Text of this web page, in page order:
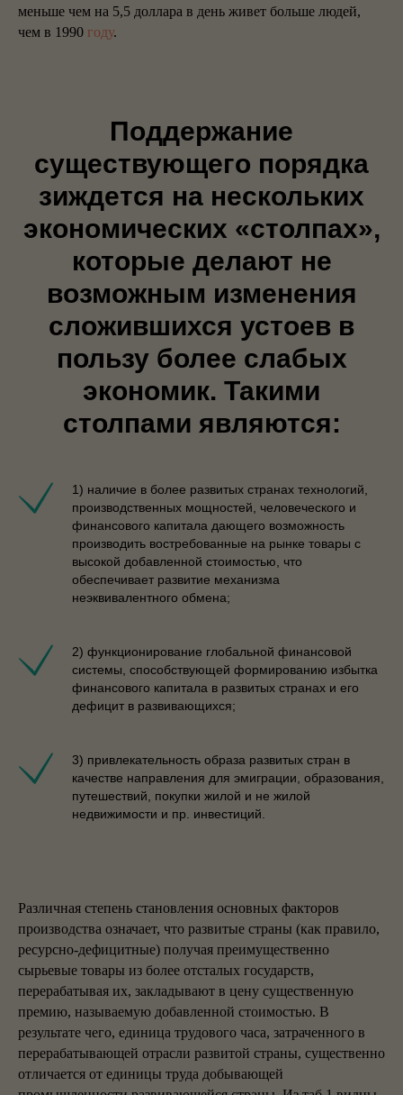
меньше чем на 5,5 доллара в день живет больше людей,
чем в 1990 году.
Поддержание
существующего порядка
зиждется на нескольких
экономических «столпах»,
которые делают не
возможным изменения
сложившихся устоев в
пользу более слабых
экономик. Такими
столпами являются:
1) наличие в более развитых странах технологий,
производственных мощностей, человеческого и
финансового капитала дающего возможность
производить востребованные на рынке товары с
высокой добавленной стоимостью, что
обеспечивает развитие механизма
неэквивалентного обмена;
2) функционирование глобальной финансовой
системы, способствующей формированию избытка
финансового капитала в развитых странах и его
дефицит в развивающихся;
3) привлекательность образа развитых стран в
качестве направления для эмиграции, образования,
путешествий, покупки жилой и не жилой
недвижимости и пр. инвестиций.
Различная степень становления основных факторов
производства означает, что развитые страны (как правило,
ресурсно-дефицитные) получая преимущественно
сырьевые товары из более отсталых государств,
перерабатывая их, закладывают в цену существенную
премию, называемую добавленной стоимостью. В
результате чего, единица трудового часа, затраченного в
перерабатывающей отрасли развитой страны, существенно
отличается от единицы труда добывающей